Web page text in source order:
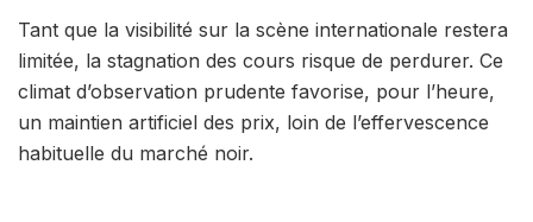
Tant que la visibilité sur la scène internationale restera
limitée, la stagnation des cours risque de perdurer. Ce
climat d’observation prudente favorise, pour l’heure,
un maintien artificiel des prix, loin de l’effervescence
habituelle du marché noir.